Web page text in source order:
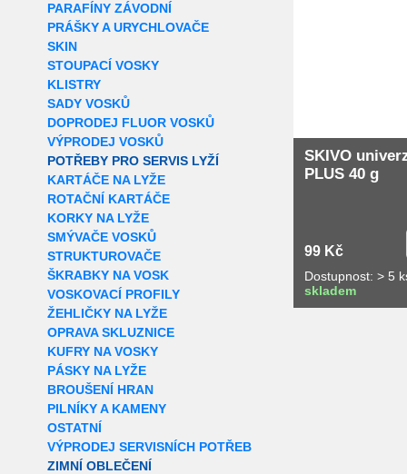
PARAFÍNY ZÁVODNÍ
PRÁŠKY A URYCHLOVAČE
SKIN
STOUPACÍ VOSKY
KLISTRY
SADY VOSKŮ
DOPRODEJ FLUOR VOSKŮ
VÝPRODEJ VOSKŮ
POTŘEBY PRO SERVIS LYŽÍ
KARTÁČE NA LYŽE
ROTAČNÍ KARTÁČE
KORKY NA LYŽE
SMÝVAČE VOSKŮ
STRUKTUROVAČE
ŠKRABKY NA VOSK
VOSKOVACÍ PROFILY
ŽEHLIČKY NA LYŽE
OPRAVA SKLUZNICE
KUFRY NA VOSKY
PÁSKY NA LYŽE
BROUŠENÍ HRAN
PILNÍKY A KAMENY
OSTATNÍ
VÝPRODEJ SERVISNÍCH POTŘEB
ZIMNÍ OBLEČENÍ
SKIVO
PLUS 40 g
99 Kč
Dostupnost: > 5
skladem